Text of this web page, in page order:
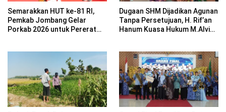
Semarakkan HUT ke-81 RI,
Pemkab Jombang Gelar
Porkab 2026 untuk Pererat
Dugaan SHM Dijadikan Agunan
Tanpa Persetujuan, H. Rif’an
Hanum Kuasa Hukum M.Alvin